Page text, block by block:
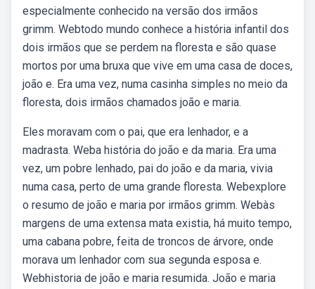
especialmente conhecido na versão dos irmãos
grimm. Webtodo mundo conhece a história infantil dos
dois irmãos que se perdem na floresta e são quase
mortos por uma bruxa que vive em uma casa de doces,
joão e. Era uma vez, numa casinha simples no meio da
floresta, dois irmãos chamados joão e maria.
Eles moravam com o pai, que era lenhador, e a
madrasta. Weba história do joão e da maria. Era uma
vez, um pobre lenhado, pai do joão e da maria, vivia
numa casa, perto de uma grande floresta. Webexplore
o resumo de joão e maria por irmãos grimm. Webàs
margens de uma extensa mata existia, há muito tempo,
uma cabana pobre, feita de troncos de árvore, onde
morava um lenhador com sua segunda esposa e.
Webhistoria de joão e maria resumida. João e maria